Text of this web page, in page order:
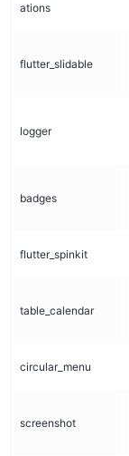
ations
flutter_slidable
logger
badges
flutter_spinkit
table_calendar
circular_menu
screenshot